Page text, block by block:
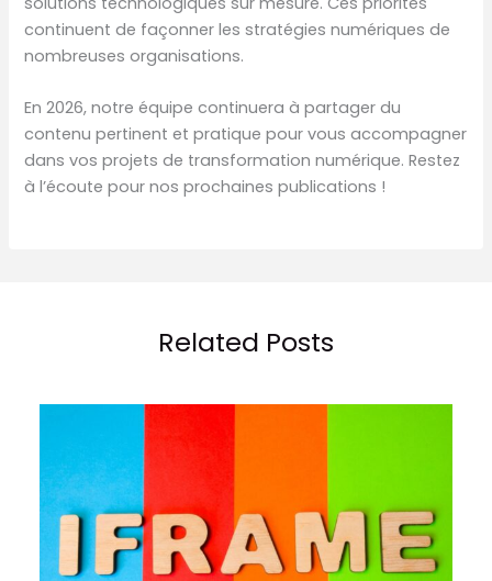
continuent de façonner les stratégies numériques de
nombreuses organisations.
En 2026, notre équipe continuera à partager du
contenu pertinent et pratique pour vous accompagner
dans vos projets de transformation numérique. Restez
à l’écoute pour nos prochaines publications !
Related Posts